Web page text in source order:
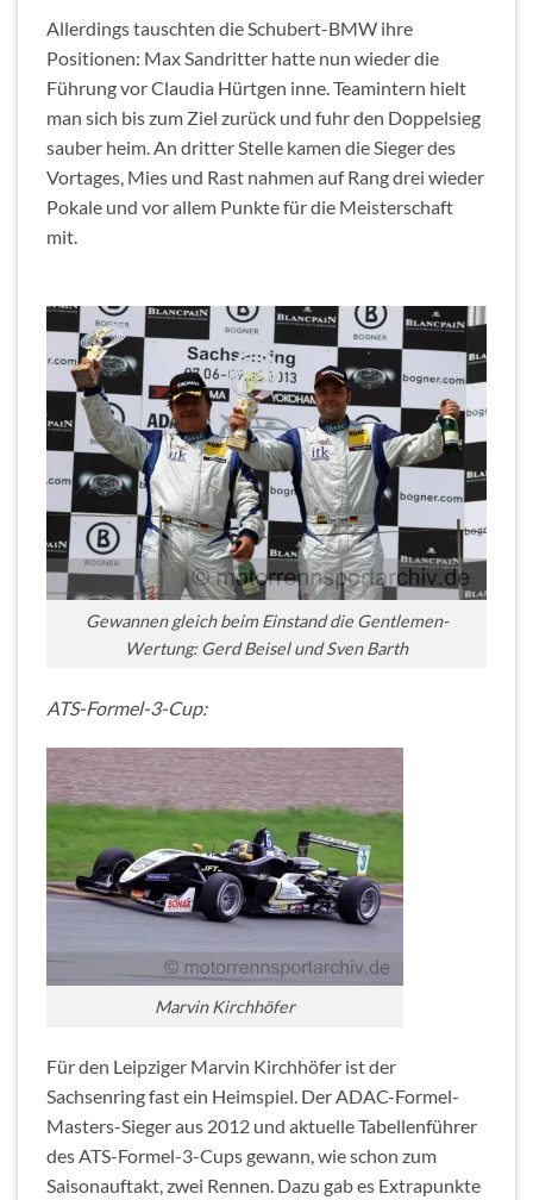
Allerdings tauschten die Schubert-BMW ihre
Positionen: Max Sandritter hatte nun wieder die
Führung vor Claudia Hürtgen inne. Teamintern hielt
man sich bis zum Ziel zurück und fuhr den Doppelsieg
sauber heim. An dritter Stelle kamen die Sieger des
Vortages, Mies und Rast nahmen auf Rang drei wieder
Pokale und vor allem Punkte für die Meisterschaft
mit.
Gewannen gleich beim Einstand die Gentlemen-
Wertung: Gerd Beisel und Sven Barth
ATS-Formel-3-Cup:
Marvin Kirchhöfer
Für den Leipziger Marvin Kirchhöfer ist der
Sachsenring fast ein Heimspiel. Der ADAC-Formel-
Masters-Sieger aus 2012 und aktuelle Tabellenführer
des ATS-Formel-3-Cups gewann, wie schon zum
Saisonauftakt, zwei Rennen. Dazu gab es Extrapunkte